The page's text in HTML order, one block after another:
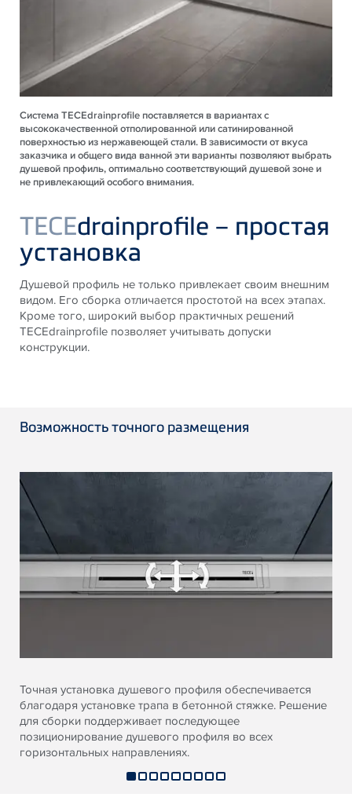
Система TECEdrainprofile поставляется в вариантах с
высококачественной отполированной или сатинированной
поверхностью из нержавеющей стали. В зависимости от вкуса
заказчика и общего вида ванной эти варианты позволяют выбрать
душевой профиль, оптимально соответствующий душевой зоне и
не привлекающий особого внимания.
TECEdrainprofile – простая
установка
Душевой профиль не только привлекает своим внешним
видом. Его сборка отличается простотой на всех этапах.
Кроме того, широкий выбор практичных решений
TECEdrainprofile позволяет учитывать допуски
конструкции.
Возможность точного размещения
Точная установка душевого профиля обеспечивается
благодаря установке трапа в бетонной стяжке. Решение
для сборки поддерживает последующее
позиционирование душевого профиля во всех
горизонтальных направлениях.